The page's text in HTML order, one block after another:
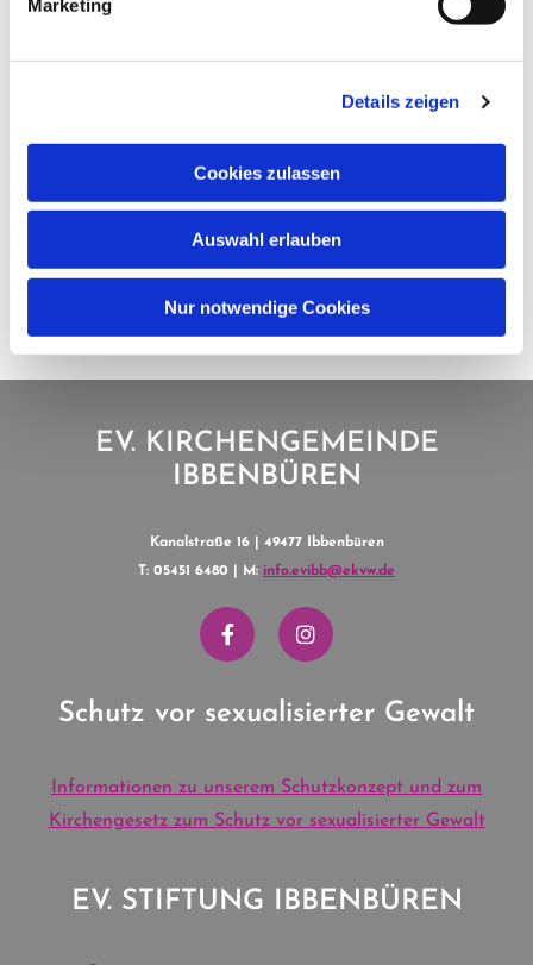
Marketing
Details zeigen
Cookies zulassen
Auswahl erlauben
Nur notwendige Cookies
EV. KIRCHENGEMEINDE
IBBENBÜREN
Kanalstraße 16 | 49477 Ibbenbüren
T: 05451 6480 | M: info.evibb@ekvw.de
Schutz vor sexualisierter Gewalt
Informationen zu unserem Schutzkonzept und zum
Kirchengesetz zum Schutz vor sexualisierter Gewalt
EV. STIFTUNG IBBENBÜREN